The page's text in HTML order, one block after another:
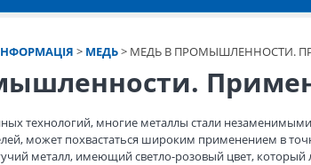
> МЕДЬ> МЕДЬ В ПРОМЫШЛЕННОСТИ.
технологий, многие металлы стали
может похвастаться широким применением в
металл, имеющий светло-розовый цвет, который